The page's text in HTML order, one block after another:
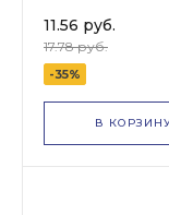
11.56 руб.
17.78 руб.
-35%
В